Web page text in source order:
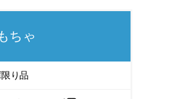
ちゃ
り品